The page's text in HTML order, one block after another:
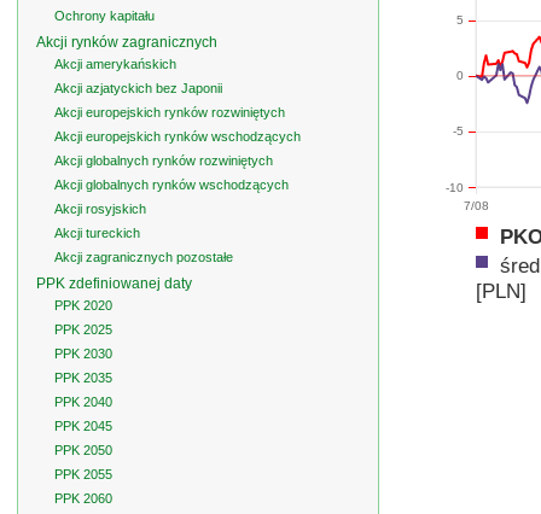
7/08
-10
-5
0
5
[PLN]
Ochrony kapitału
Akcji rynków zagranicznych
Akcji amerykańskich
Akcji azjatyckich bez Japonii
Akcji europejskich rynków rozwiniętych
Akcji europejskich rynków wschodzących
Akcji globalnych rynków rozwiniętych
Akcji globalnych rynków wschodzących
Akcji rosyjskich
Akcji tureckich
Akcji zagranicznych pozostałe
PPK zdefiniowanej daty
PPK 2020
PPK 2025
PPK 2030
PPK 2035
PPK 2040
PPK 2045
PPK 2050
PPK 2055
PPK 2060